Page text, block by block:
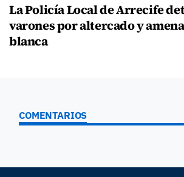
La Policía Local de Arrecife
varones por altercado y
blanca
COMENTARIOS